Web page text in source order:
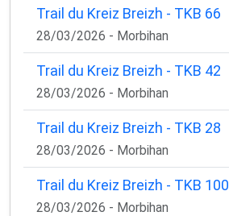
Trail du Kreiz Breizh - TKB 66
28/03/2026 - Morbihan
Trail du Kreiz Breizh - TKB 42
28/03/2026 - Morbihan
Trail du Kreiz Breizh - TKB 28
28/03/2026 - Morbihan
Trail du Kreiz Breizh - TKB 100
28/03/2026 - Morbihan